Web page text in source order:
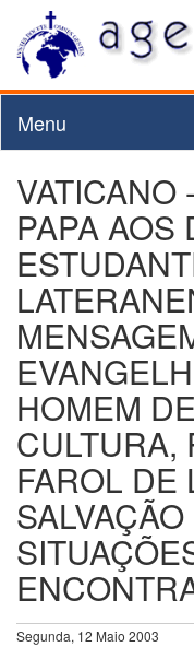
Menu
VATICANO
PAPA AOS
HOMEM
CULTURA,
FAROL DE
Segunda, 12 Maio 2003